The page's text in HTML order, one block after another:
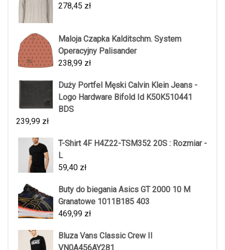
278,45 zł
Maloja Czapka Kalditschm. System
Operacyjny Palisander
238,99 zł
Duży Portfel Męski Calvin Klein Jeans -
Logo Hardware Bifold Id K50K510441
BDS
239,99 zł
T-Shirt 4F H4Z22-TSM352 20S : Rozmiar -
L
59,40 zł
Buty do biegania Asics GT 2000 10 M
Granatowe 1011B185 403
469,99 zł
Bluza Vans Classic Crew II
VN0A456AY281